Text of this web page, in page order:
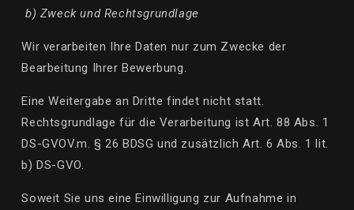
b) Zweck und Rechtsgrundlage
Wir verarbeiten Ihre Daten nur zum Zwecke der
Bearbeitung Ihrer Bewerbung.
Eine Weitergabe an Dritte findet nicht statt.
Rechtsgrundlage für die Verarbeitung ist Art. 88 Abs. 1
DS-GVOV.m. § 26 BDSG und zusätzlich Art. 6 Abs. 1 lit.
b) DS-GVO.
Soweit Sie uns eine Einwilligung zur Aufnahme in